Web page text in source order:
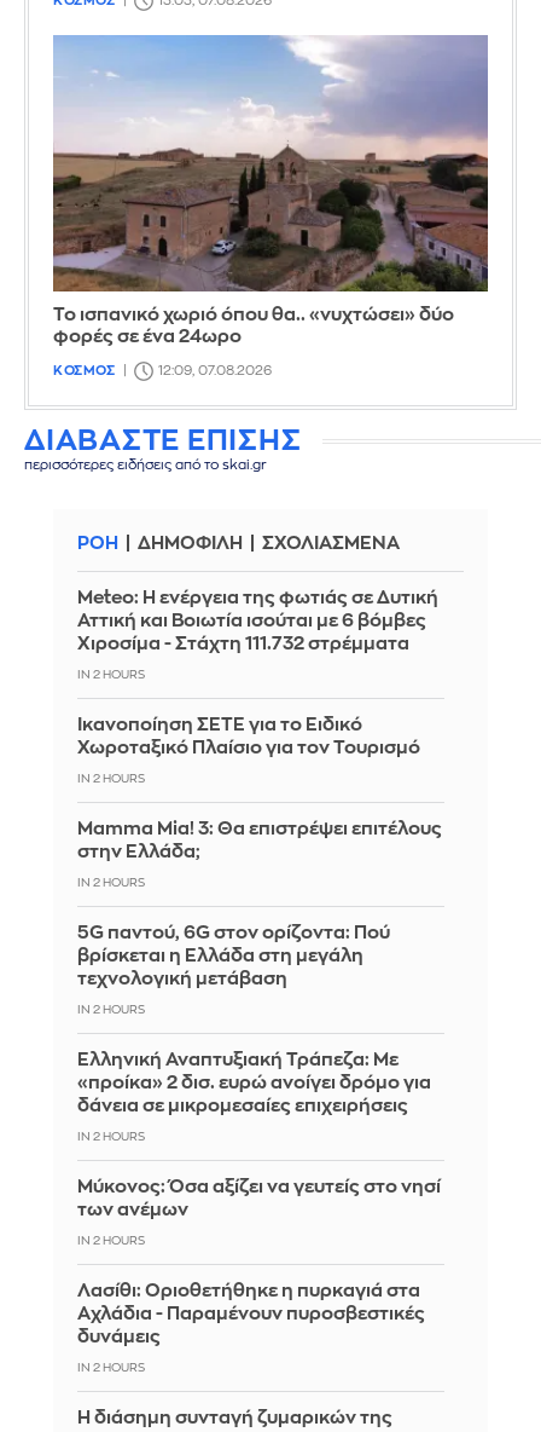
Το ισπανικό χωριό όπου θα.. «νυχτώσει» δύο
φορές σε ένα 24ωρο
ΚΟΣΜΟΣ 12:09, 07.08.2026
ΔΙΑΒΑΣΤΕ ΕΠΙΣΗΣ
περισσότερες ειδήσεις από το skai.gr
ΡΟΗ ΔΗΜΟΦΙΛΗ ΣΧΟΛΙΑΣΜΕΝΑ
Meteo: Η ενέργεια της φωτιάς σε Δυτική
Αττική και Βοιωτία ισούται με 6 βόμβες
Χιροσίμα - Στάχτη 111.732 στρέμματα
IN 2 HOURS
Ικανοποίηση ΣΕΤΕ για το Ειδικό
Χωροταξικό Πλαίσιο για τον Τουρισμό
IN 2 HOURS
Mamma Mia! 3: Θα επιστρέψει επιτέλους
στην Ελλάδα;
IN 2 HOURS
5G παντού, 6G στον ορίζοντα: Πού
βρίσκεται η Ελλάδα στη μεγάλη
τεχνολογική μετάβαση
IN 2 HOURS
Ελληνική Αναπτυξιακή Τράπεζα: Με
«προίκα» 2 δισ. ευρώ ανοίγει δρόμο για
δάνεια σε μικρομεσαίες επιχειρήσεις
IN 2 HOURS
Μύκονος: Όσα αξίζει να γευτείς στο νησί
των ανέμων
IN 2 HOURS
Λασίθι: Οριοθετήθηκε η πυρκαγιά στα
Αχλάδια - Παραμένουν πυροσβεστικές
δυνάμεις
IN 2 HOURS
Η διάσημη συνταγή ζυμαρικών της